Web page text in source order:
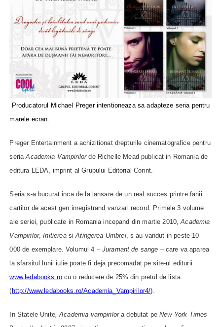
Producatorul Michael Preger intentioneaza sa adapteze seria pentru
marele ecran.
Preger Entertainment a achizitionat drepturile cinematografice pentru
seriaAcademia Vampirilorde Richelle Mead publicat in Romania de
editura LEDA, imprint al Grupului Editorial Corint.
Seria s-a bucurat inca de la lansare de un real succes printre fanii
cartilor de acest gen inregistrand vanzari record. Primele 3 volume
ale seriei, publicate in Romania incepand din martie 2010,Academia
Vampirilor,Initierea siAtingerea Umbrei, s-au vandut in peste 10
000 de exemplare. Volumul 4 – Juramant de sange – care va aparea
la sfarsitul lunii iulie poate fi deja precomadat pe site-ul editurii
www.ledabooks.rocu o reducere de 25% din pretul de lista
( http://www.ledabooks.ro/Academia_Vampirilor4/).
In Statele Unite, Academia vampirilora debutat peNew York Times